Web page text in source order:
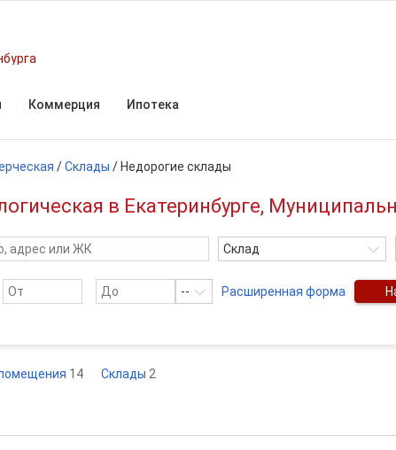
Коммерция Ипотека
/Склады / Недорогие склады
в Екатеринбурге,
Склад
-- Расширенная форма
14 Склады 2